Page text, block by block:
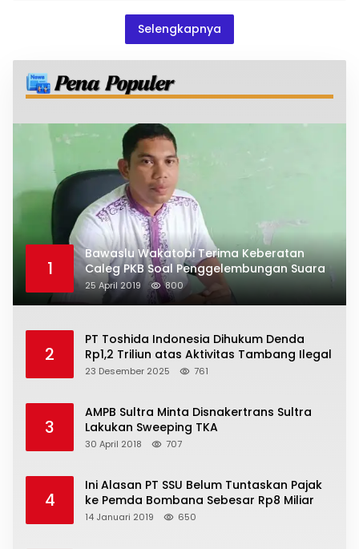
Selengkapnya
1
Bawaslu Wakatobi Terima Keberatan
Caleg PKB Soal Penggelembungan Suara
25 April 2019 800
2
PT Toshida Indonesia Dihukum Denda
Rp1,2 Triliun atas Aktivitas Tambang Ilegal
23 Desember 2025 761
3
AMPB Sultra Minta Disnakertrans Sultra
Lakukan Sweeping TKA
30 April 2018 707
4
Ini Alasan PT SSU Belum Tuntaskan Pajak
ke Pemda Bombana Sebesar Rp8 Miliar
14 Januari 2019 650